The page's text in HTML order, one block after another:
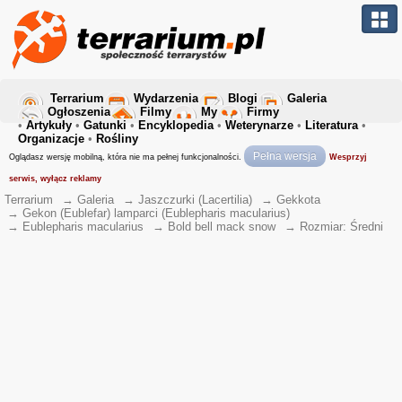
Terrarium Wydarzenia Blogi
Galeria
Ogłoszenia
Filmy My
Firmy
• Artykuły • Gatunki • Encyklopedia• Weterynarze • Literatura•
Organizacje • Rośliny
Oglądasz wersję mobilną, która nie ma pełnej funkcjonalności. Pełna wersja Wesprzyj
serwis, wyłącz reklamy
Terrarium → Galeria → Jaszczurki (Lacertilia) → Gekkota
→ Gekon (Eublefar) lamparci (Eublepharis macularius)
→ Eublepharis macularius → Bold bell mack snow → Rozmiar: Średni